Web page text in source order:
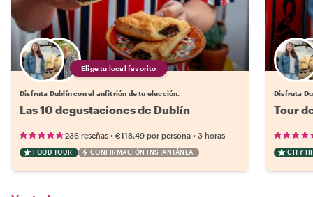
Elige tu local favorito
Disfruta Dublín con el anfitrión de tu elección.
Las 10 degustaciones de Dublín
236 reseñas • €118.49 por persona • 3 horas
FOOD TOUR CONFIRMACIÓN INSTANTÁNEA
Disfruta
Tour
CITY